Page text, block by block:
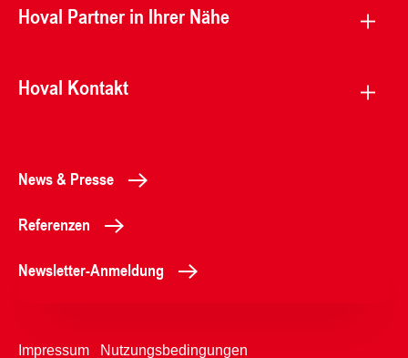
Hoval Partner in Ihrer Nähe
Hoval Kontakt
News & Presse
Referenzen
Newsletter-Anmeldung
Impressum Nutzungsbedingungen